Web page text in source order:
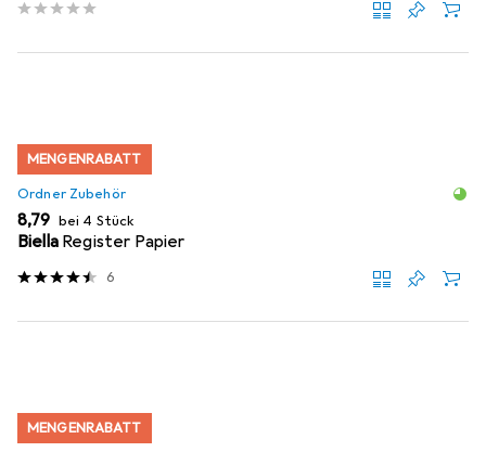
MENGENRABATT
Ordner Zubehör
EUR
8,79 bei 4 Stück
Biella Register Papier
6
MENGENRABATT